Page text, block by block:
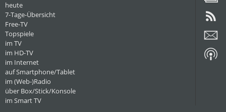
heute
7-Tage-Übersicht
Free-TV
Topspiele
im TV
im HD-TV
im Internet
auf Smartphone/Tablet
im (Web-)Radio
über Box/Stick/Konsole
im Smart TV